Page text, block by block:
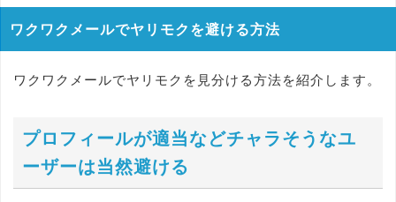
ワクワクメールでヤリモクを避ける方法
ワクワクメールでヤリモクを見分ける方法を紹介します。
プロフィールが適当などチャラそうなユ
ーザーは当然避ける